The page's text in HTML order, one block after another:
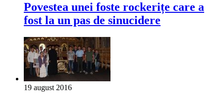
Povestea unei foste rockerițe care a
fost la un pas de sinucidere
19 august 2016